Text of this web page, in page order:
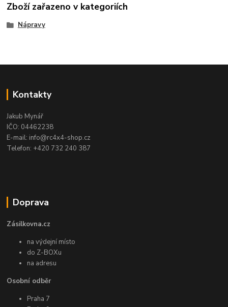
Zboží zařazeno v kategoriích
Nápravy
Kontakty
Jakub Mynář
IČO: 04462238
E-mail: info@rc4x4-shop.cz
Telefon: +420 732 240 387
Doprava
Zásilkovna.cz
na výdejní místo
do Z-BOXu
na adresu
Osobní odběr
Praha 7